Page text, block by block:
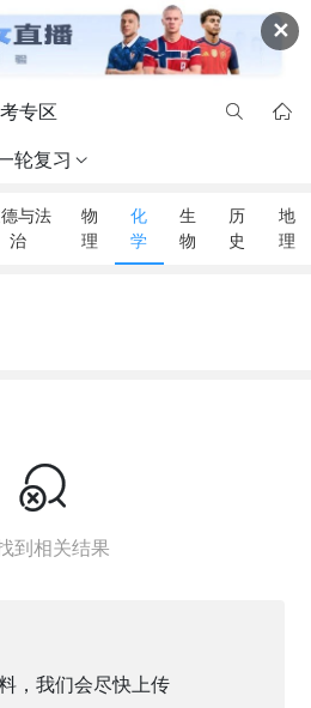
✕
专区  
轮复习 
与法
治
物
理
化
学
生
物
历
史
地
理

到相关结果
，我们会尽快上传